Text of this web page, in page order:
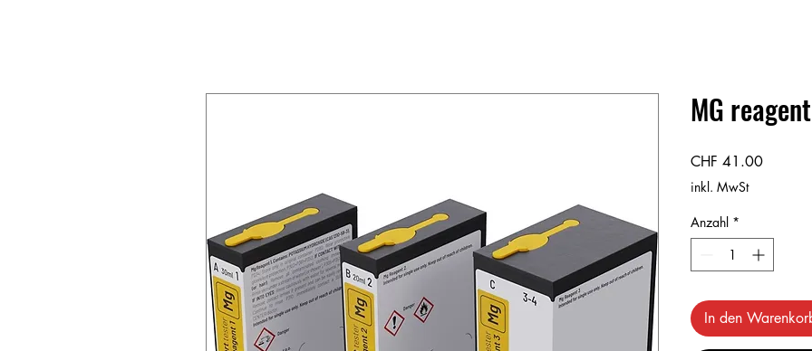
MG
CHF 41.00Preis
inkl. MwSt
Anzahl *
In den